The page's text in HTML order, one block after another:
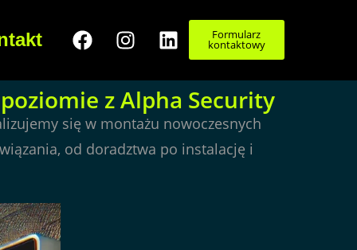
Formularz
kontaktowy
z Alpha Security
się w montażu nowoczesnych
od doradztwa po instalację i